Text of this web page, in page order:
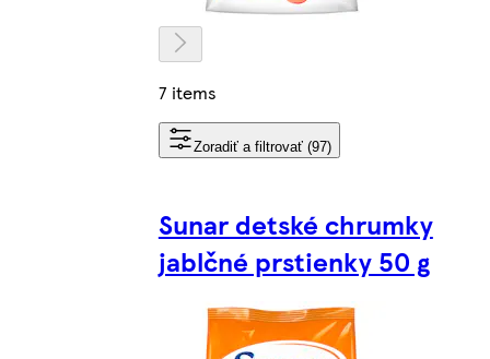
7 items
Zoradiť a filtrovať (97)
Sunar detské chrumky
jablčné prstienky 50 g